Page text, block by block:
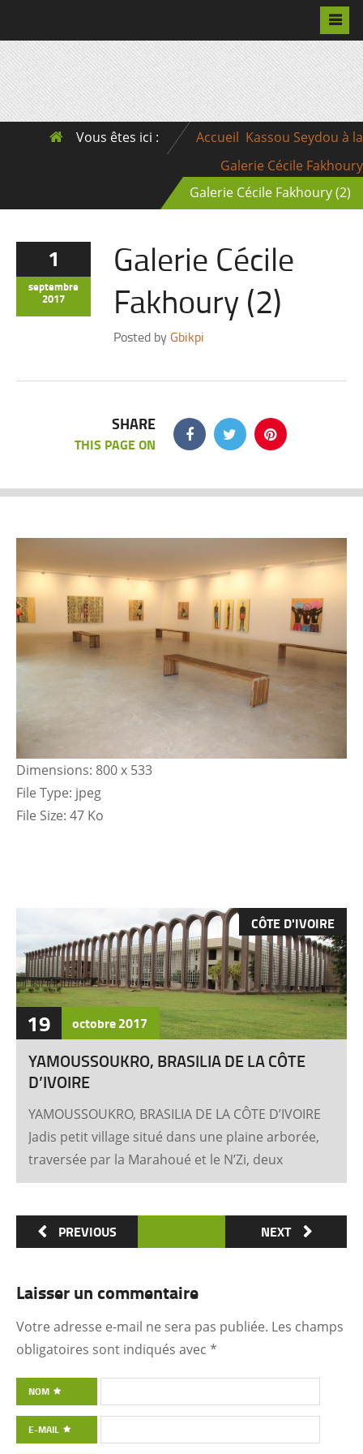
Vous êtes ici : Accueil Kassou Seydou à la
Galerie Cécile Fakhoury
Galerie Cécile Fakhoury (2)
1
septembre
2017
Galerie Cécile
Fakhoury (2)
Posted by Gbikpi
SHARE
THIS PAGE ON
Dimensions: 800 x 533
File Type: jpeg
File Size: 47 Ko
CÔTE D'IVOIRE
19 octobre2017
YAMOUSSOUKRO, BRASILIA DE LA CÔTE
D’IVOIRE
YAMOUSSOUKRO, BRASILIA DE LA CÔTE D’IVOIRE
Jadis petit village situé dans une plaine arborée,
traversée par la Marahoué et le N’Zi, deux
affluents du Bandama, Yamoussoukro est
synonyme de la Côte d’Ivoire Un symbole
universel Créée ex nihilo au centre du pays à
un événement majeur dans l’histoire de
l’urbanisme de la Côte d’Ivoire. Félix Houphouët-
Boigny et ses architectes (Pierre Fakhoury et
Clément Cacoub pour la Fondation FHB, …) ont
voulu que tout, depuis le plan général des
quartiers administratifs et résidentiels jusqu’à la
PREVIOUS NEXT
Laisser un commentaire
Votre adresse e-mail ne sera pas publiée. Les champs
obligatoires sont indiqués avec *
NOM
E-MAIL